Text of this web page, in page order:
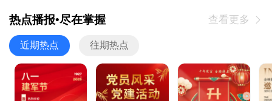
热点播报•尽在掌握 查看更多 
近期热点 往期热点